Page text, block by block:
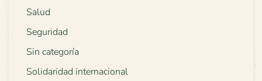
Salud
Seguridad
Sin categoría
Solidaridad internacional